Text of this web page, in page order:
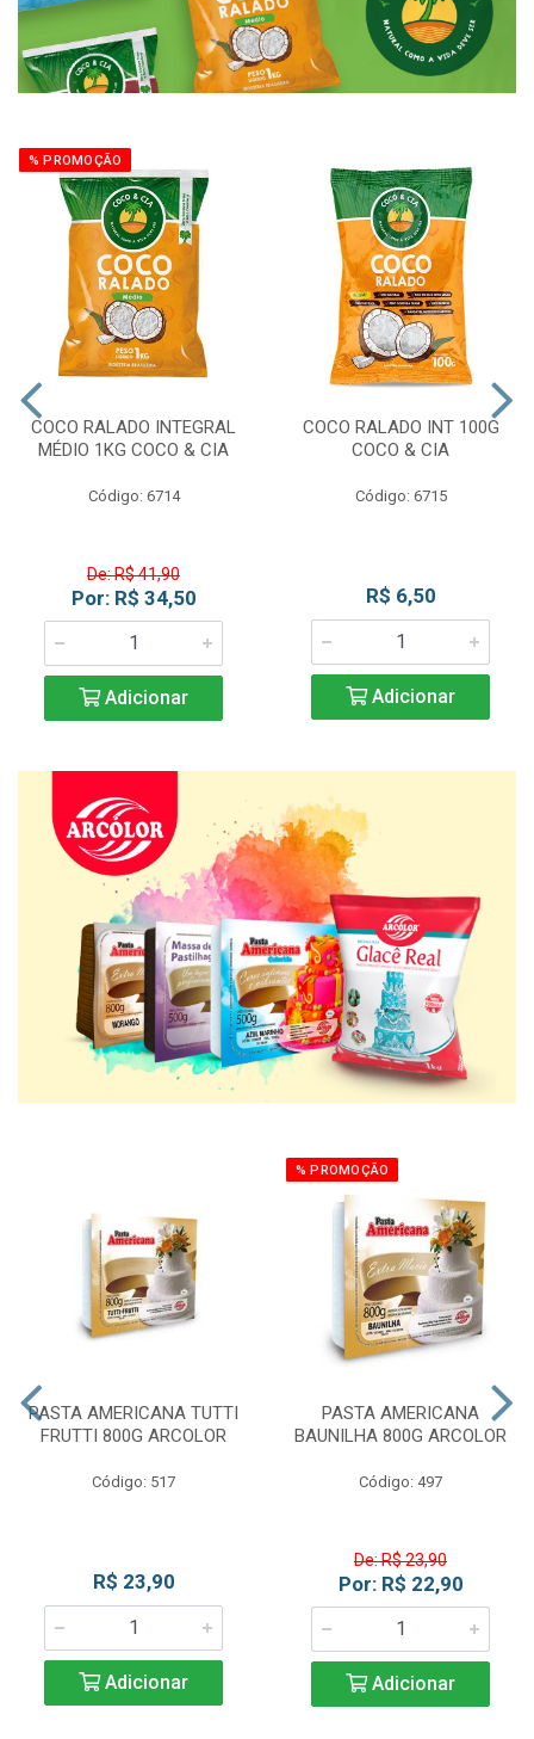
% PROMOÇÃO
COCO RALADO INTEGRAL
MÉDIO 1KG COCO & CIA
Código: 6714
De: R$ 41,90
Por: R$ 34,50
Adicionar
COCO RALADO INT 100G
COCO & CIA
Código: 6715
R$ 6,50
Adicionar
PASTA AMERICANA TUTTI
FRUTTI 800G ARCOLOR
Código: 517
R$ 23,90
Adicionar
% PROMOÇÃO
PASTA AMERICANA
BAUNILHA 800G ARCOLOR
Código: 497
De: R$ 23,90
Por: R$ 22,90
Adicionar